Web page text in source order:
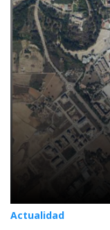
Actualidad